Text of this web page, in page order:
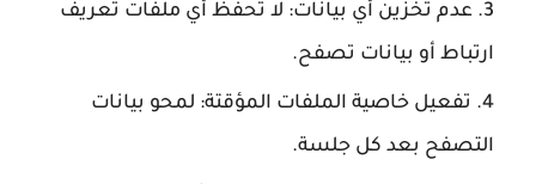
عدم تخزين أي بيانات: لا تحفظ أي ملفات تعريف
ارتباط أو بيانات تصفح.
تفعيل خاصية الملفات المؤقتة: لمحو بيانات
التصفح بعد كل جلسة.